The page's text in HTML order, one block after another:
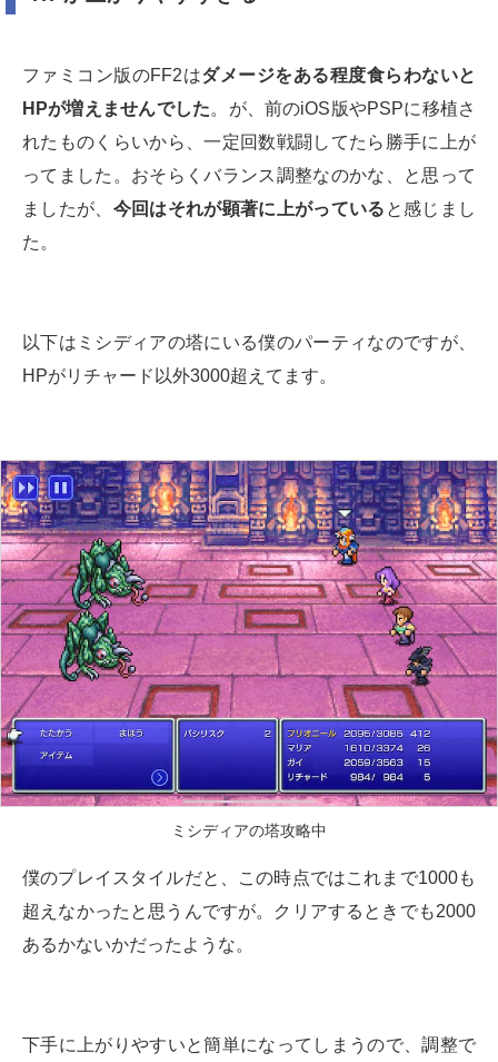
ファミコン版のFF2はダメージをある程度食らわないと
HPが増えませんでした。が、前のiOS版やPSPに移植さ
れたものくらいから、一定回数戦闘してたら勝手に上が
ってました。おそらくバランス調整なのかな、と思って
ましたが、 今回はそれが顕著に上がっている と感じまし
た。
以下はミシディアの塔にいる僕のパーティなのですが、
HPがリチャード以外3000超えてます。
ミシディアの塔攻略中
僕のプレイスタイルだと、この時点ではこれまで1000も
超えなかったと思うんですが。クリアするときでも2000
あるかないかだったような。
下手に上がりやすいと簡単になってしまうので、調整で